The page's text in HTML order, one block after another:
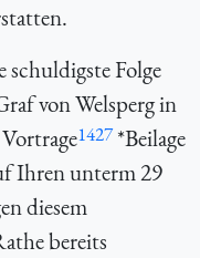
schuldigste Folge
von Welsperg in
1427*Beilage
Ihren unterm 29
diesem
bereits